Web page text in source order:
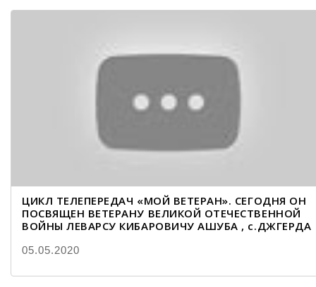
ЦИКЛ ТЕЛЕПЕРЕДАЧ «МОЙ ВЕТЕРАН». СЕГОДНЯ ОН
ПОСВЯЩЕН ВЕТЕРАНУ ВЕЛИКОЙ ОТЕЧЕСТВЕННОЙ
ВОЙНЫ ЛЕВАРСУ КИБАРОВИЧУ АШУБА , с.ДЖГЕРДА
05.05.2020